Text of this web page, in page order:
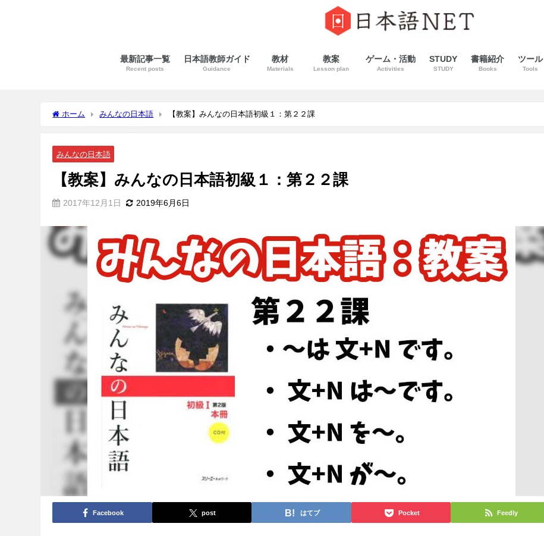
最新記事一覧
Recent posts
日本語教師ガイド
Guidance
教材
Materials
教案
Lesson plan
ゲーム・活動
Activities
STUDY
STUDY
書籍紹介
Books
ツール
Tools
ホーム みんなの日本語 【教案】みんなの日本語初級１：第２２課
みんなの日本語
【教案】みんなの日本語初級１：第２２課
2017年12月1日 2019年6月6日
Facebook post はてブ Pocket Feedly